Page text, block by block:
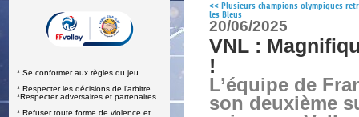
jeu.
l’arbitre.
et
<< Plusieurs champions olympiques
les Bleus
20/06/2025
VNL :
!
L’équipe de
son deuxième